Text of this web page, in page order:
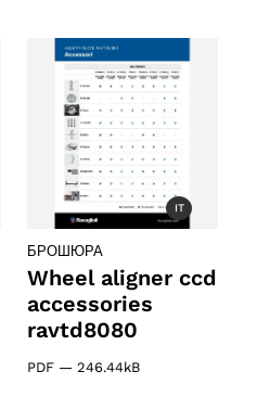
IT
БРОШЮРА
Wheel aligner ccd
accessories
ravtd8080
PDF — 246.44kB